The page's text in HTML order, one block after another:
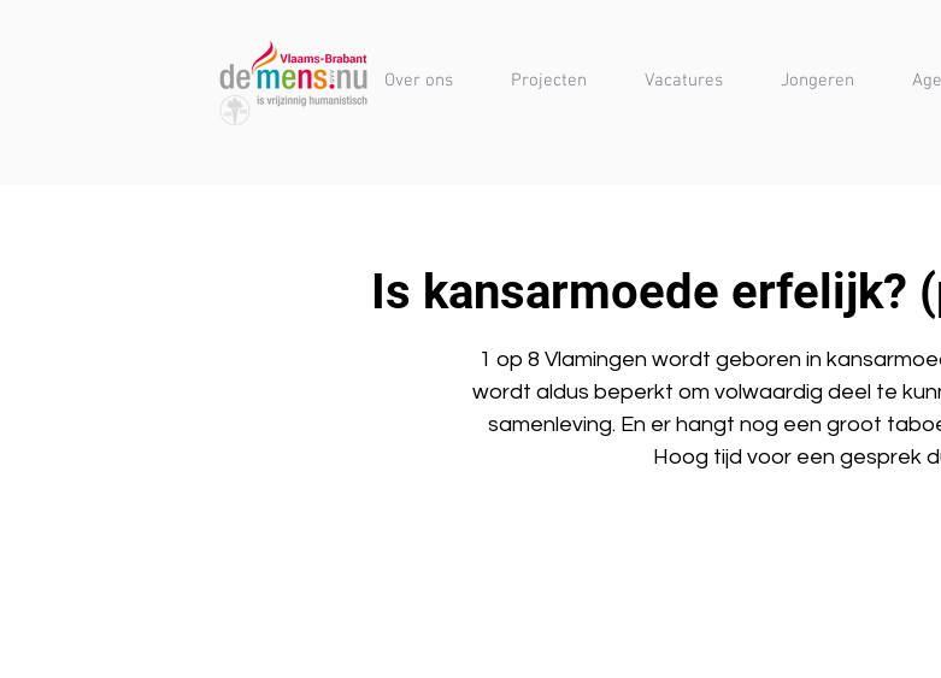
Over ons Projecten Vacatures Jongeren
Is kansarmoede erfelijk?
1 op 8 Vlamingen wordt geboren in
wordt aldus beperkt om volwaardig deel te
samenleving. En er hangt nog een groot
Hoog tijd voor een gesprek